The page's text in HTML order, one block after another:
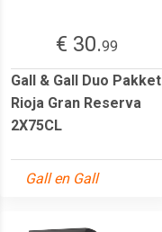
€ 30.99
Gall & Gall Duo Pakket
Rioja Gran Reserva
2X75CL
Gall en Gall